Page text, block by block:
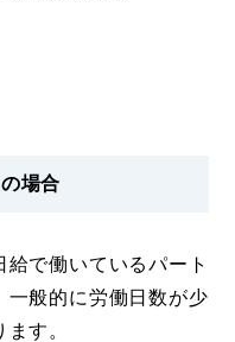
場合
で働いているパート
一般的に労働日数が少
す。